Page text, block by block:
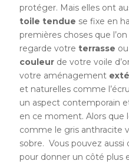
protéger. Mais elles ont
toile tendue se fixe en
premières choses que
regarde votre terrasse ou
couleur de votre voile
votre aménagement
et naturelles comme
un aspect contemporain
en ce moment. Alors que
comme le gris anthracite
sobre. Vous pouvez aussi
pour donner un côté plus